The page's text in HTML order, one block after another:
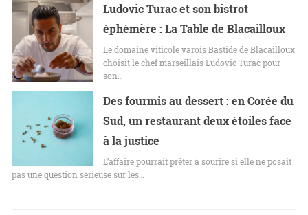
Ludovic Turac et son bistrot
éphémère : La Table de Blacailloux
Le domaine viticole varois Bastide de Blacailloux
choisit le chef marseillais Ludovic Turac pour
son…
Des fourmis au dessert : en Corée du
Sud, un restaurant deux étoiles face
à la justice
L’affaire pourrait prêter à sourire si elle ne posait
pas une question sérieuse sur les…